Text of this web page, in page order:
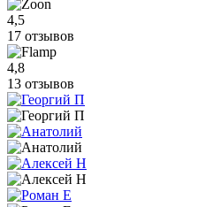
4,5
17 отзывов
4,8
13 отзывов